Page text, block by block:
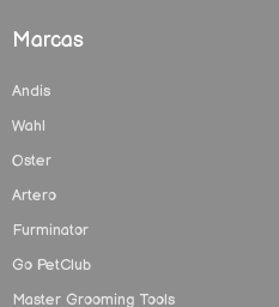
Marcas
Andis
Wahl
Oster
Artero
Furminator
Go PetClub
Master Grooming Tools